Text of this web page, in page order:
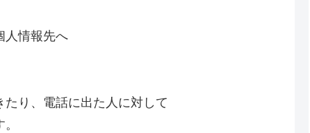
人情報先へ
り、電話に出た人に対して